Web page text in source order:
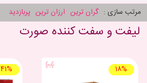
مرتب سازی : گران ترین ارزان ترین پربازدید
لیفت و سفت کننده صورت
18%
41%